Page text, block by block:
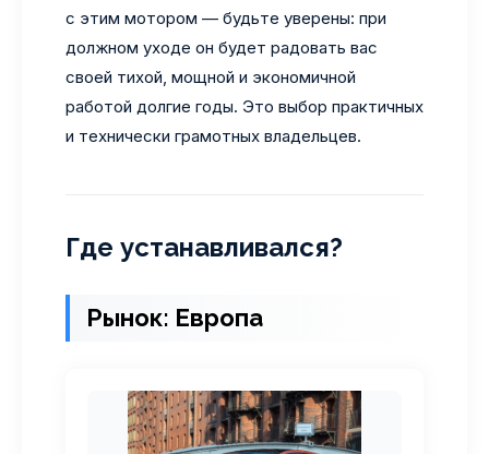
с этим мотором — будьте уверены: при
должном уходе он будет радовать вас
своей тихой, мощной и экономичной
работой долгие годы. Это выбор практичных
и технически грамотных владельцев.
Где устанавливался?
Рынок: Европа